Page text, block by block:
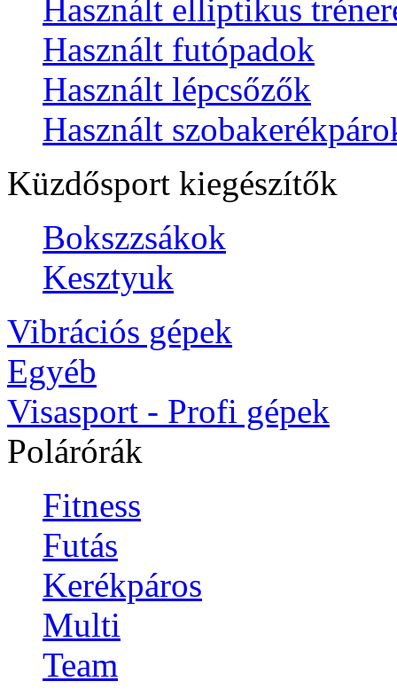
Használt elliptikus
Használt futópadok
Használt lépcsőzők
Használt
Küzdősport kiegészítők
Bokszzsákok
Kesztyuk
Vibrációs gépek
Egyéb
Visasport - Profi gépek
Polárórák
Fitness
Futás
Kerékpáros
Multi
Team